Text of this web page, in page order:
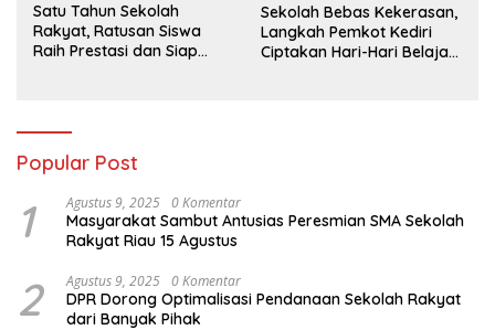
Satu Tahun Sekolah
Rakyat, Ratusan Siswa
Raih Prestasi dan Siap
Sekolah Bebas Kekerasan,
Langkah Pemkot Kediri
Ciptakan Hari-Hari Belajar
Popular Post
1 Agustus 9, 2025 0 Komentar
Masyarakat Sambut Antusias Peresmian SMA Sekolah
Rakyat Riau 15 Agustus
2 Agustus 9, 2025 0 Komentar
DPR Dorong Optimalisasi Pendanaan Sekolah Rakyat
dari Banyak Pihak